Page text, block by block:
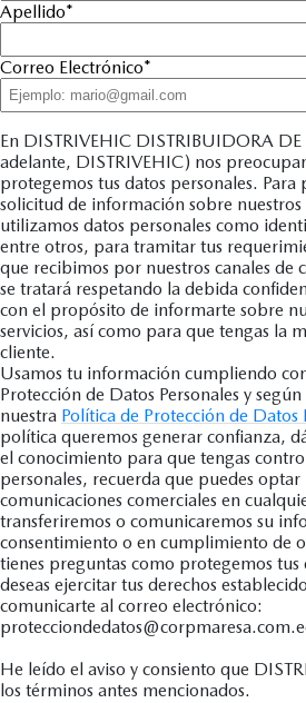
Apellido*
Correo Electrónico*
En DISTRIVEHIC DISTRIBUIDORA
adelante, DISTRIVEHIC) nos
protegemos tus datos personales.
solicitud de información sobre
utilizamos datos personales como
entre otros, para tramitar tus
que recibimos por nuestros canales de
se tratará respetando la debida
con el propósito de informarte sobre
servicios, así como para que tengas la
cliente.
Usamos tu información cumpliendo
Protección de Datos Personales y
nuestra Política de Protección de Datos
política queremos generar confianza,
el conocimiento para que tengas
personales, recuerda que puedes
comunicaciones comerciales en
transferiremos o comunicaremos su
consentimiento o en cumplimiento de
tienes preguntas como protegemos tus
deseas ejercitar tus derechos
comunicarte al correo electrónico:
He leído el aviso y consiento que
los términos antes mencionados.